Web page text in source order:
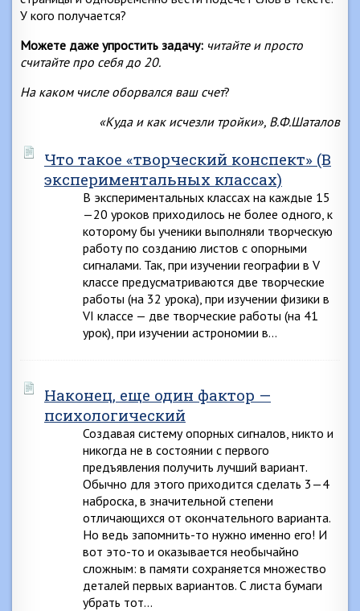
У кого получается?
Можете даже упростить задачу: читайте и просто
считайте про себя до 20.
На каком числе оборвался ваш счет?
«Куда и как исчезли тройки», В.Ф.Шаталов
Что такое «творческий конспект» (В
экспериментальных классах)
В экспериментальных классах на каждые 15
—20 уроков приходилось не более одного, к
которому бы ученики выполняли творческую
работу по созданию листов с опорными
сигналами. Так, при изучении географии в V
классе предусматриваются две творческие
работы (на 32 урока), при изучении физики в
VI классе — две творческие работы (на 41
урок), при изучении астрономии в…
Наконец, еще один фактор —
психологический
Создавая систему опорных сигналов, никто и
никогда не в состоянии с первого
предъявления получить лучший вариант.
Обычно для этого приходится сделать 3—4
наброска, в значительной степени
отличающихся от окончательного варианта.
Но ведь запомнить-то нужно именно его! И
вот это-то и оказывается необычайно
сложным: в памяти сохраняется множество
деталей первых вариантов. С листа бумаги
убрать тот…